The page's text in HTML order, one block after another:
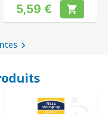
Prix
5,59 € 
